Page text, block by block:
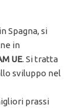
Spagna, si
in
UE. Si tratta
sviluppo nel
prassi